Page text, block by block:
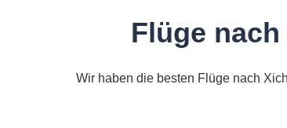
Flüge
Wir haben die besten Flüge nach